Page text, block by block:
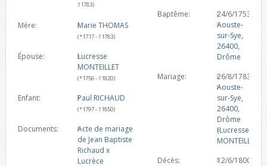
†1783)
Mère:
Marie THOMAS
(*1717 - †1783)
Épouse:
Lucresse
MONTEILLET
(*1756 - †1820)
Enfant: Paul RICHAUD
(*1797 - †1850)
Documents:
Acte de mariage
de Jean Baptiste
Richaud x
Lucrèce
Baptême:
24/6/1753
Aouste-
sur-Sye,
26400,
Drôme
Mariage:
26/8/1783
Aouste-
sur-Sye,
26400,
Drôme
(Lucresse
MONTEILLET
Décès:
12/6/1800